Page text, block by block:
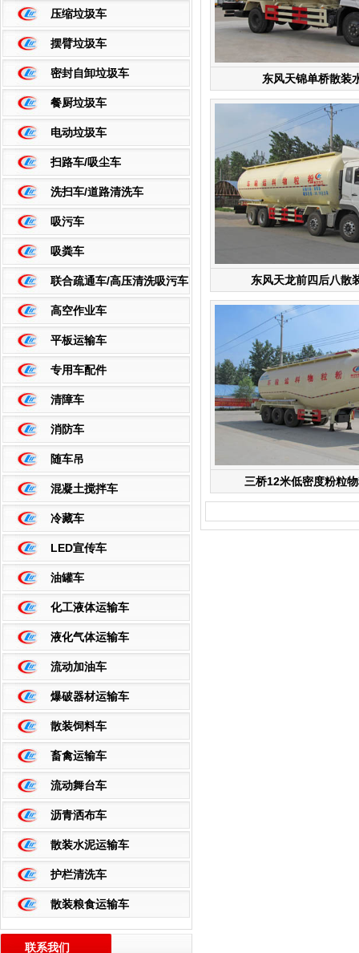
压缩垃圾车
摆臂垃圾车
密封自卸垃圾车
餐厨垃圾车
电动垃圾车
扫路车/吸尘车
洗扫车/道路清洗车
吸污车
吸粪车
联合疏通车/高压清洗吸污车
高空作业车
平板运输车
专用车配件
清障车
消防车
随车吊
混凝土搅拌车
冷藏车
LED宣传车
油罐车
化工液体运输车
液化气体运输车
流动加油车
爆破器材运输车
散装饲料车
畜禽运输车
流动舞台车
沥青洒布车
散装水泥运输车
护栏清洗车
散装粮食运输车
联系我们
东风天锦单桥散装
东风天龙前四后八散
三桥12米低密度粉粒